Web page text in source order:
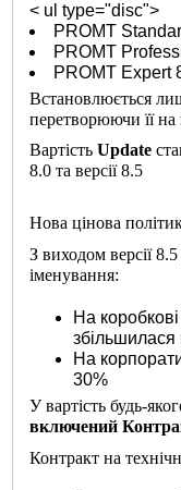
< ul type="disc">
PROMT
PROMT
PROMT Expert
Встановлюється
перетворюючи її
ВартістьUpdate
8.0 та версії 8.5
Нова цінова
З виходом версії
іменування:
На
На
30%
У вартість будь-
включений
Контракт на